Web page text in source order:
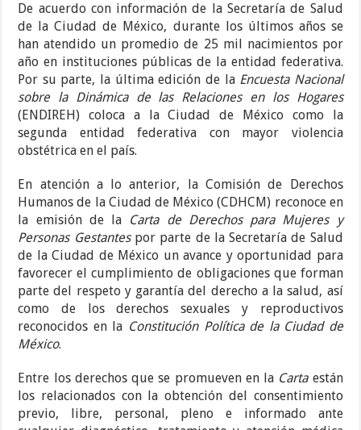
De acuerdo con información de la Secretaría de Salud
de la Ciudad de México, durante los últimos años se
han atendido un promedio de 25 mil nacimientos por
año en instituciones públicas de la entidad federativa.
Por su parte, la última edición de la Encuesta Nacional
sobre la Dinámica de las Relaciones en los Hogares
(ENDIREH) coloca a la Ciudad de México como la
segunda entidad federativa con mayor violencia
obstétrica en el país.
En atención a lo anterior, la Comisión de Derechos
Humanos de la Ciudad de México (CDHCM) reconoce en
la emisión de la Carta de Derechos para Mujeres y
Personas Gestantespor parte de la Secretaría de Salud
de la Ciudad de México un avance y oportunidad para
favorecer el cumplimiento de obligaciones que forman
parte del respeto y garantía del derecho a la salud, así
como de los derechos sexuales y reproductivos
reconocidos en la Constitución Política de la Ciudad de
México.
Entre los derechos que se promueven en la Cartaestán
los relacionados con la obtención del consentimiento
previo, libre, personal, pleno e informado ante